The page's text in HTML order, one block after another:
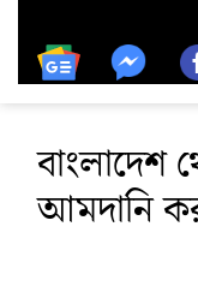
বাংলাদেশ
আমদানি